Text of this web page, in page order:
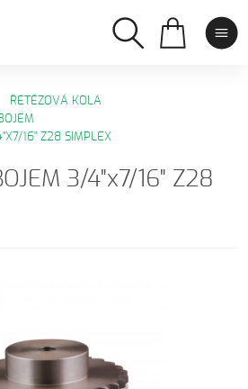
ŘETĚZOVÁ KOLA
16" Z28 SIMPLEX
3/4"x7/16" Z28